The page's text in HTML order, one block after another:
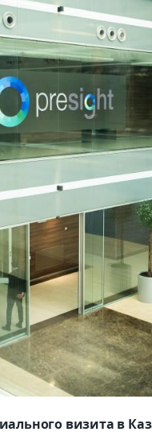
визита в